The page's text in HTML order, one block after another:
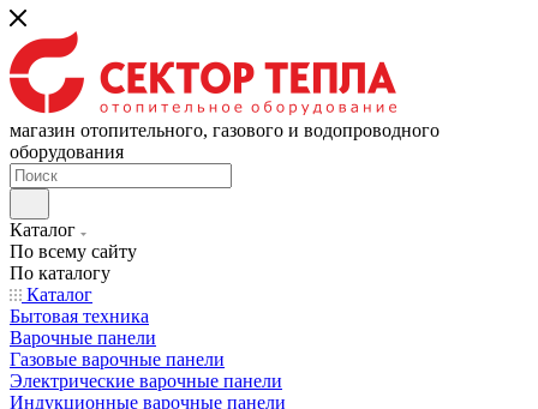
магазин отопительного, газового и водопроводного
оборудования
Каталог
По всему сайту
По каталогу
Каталог
Бытовая техника
Варочные панели
Газовые варочные панели
Электрические варочные панели
Индукционные варочные панели